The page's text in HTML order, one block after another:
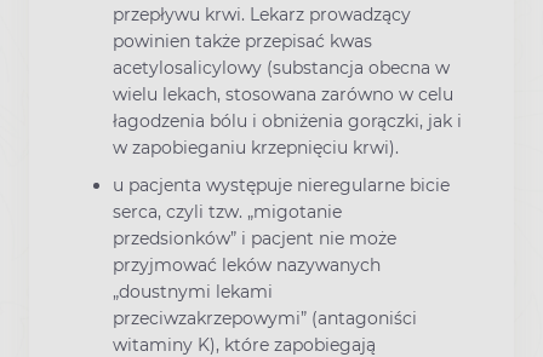
przepływu krwi. Lekarz prowadzący
powinien także przepisać kwas
acetylosalicylowy (substancja obecna w
wielu lekach, stosowana zarówno w celu
łagodzenia bólu i obniżenia gorączki, jak i
w zapobieganiu krzepnięciu krwi).
u pacjenta występuje nieregularne bicie
serca, czyli tzw. „migotanie
przedsionków” i pacjent nie może
przyjmować leków nazywanych
„doustnymi lekami
przeciwzakrzepowymi” (antagoniści
witaminy K), które zapobiegają